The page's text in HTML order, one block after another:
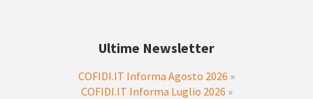
Ultime Newsletter
COFIDI.IT Informa Agosto 2026 »
COFIDI.IT Informa Luglio 2026 »